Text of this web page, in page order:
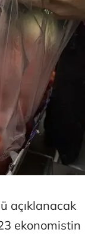
açıklanacak
ekonomistin